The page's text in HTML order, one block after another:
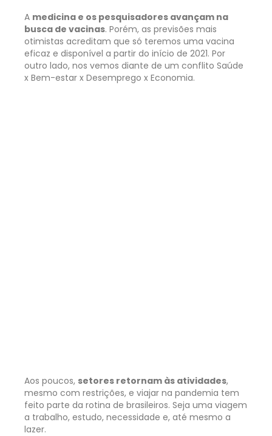
A medicina e os pesquisadores avançam na
busca de vacinas. Porém, as previsões mais
otimistas acreditam que só teremos uma vacina
eficaz e disponível a partir do início de 2021. Por
outro lado, nos vemos diante de um conflito Saúde
x Bem-estar x Desemprego x Economia.
Aos poucos, setores retornam às atividades,
mesmo com restrições, e viajar na pandemia tem
feito parte da rotina de brasileiros. Seja uma viagem
a trabalho, estudo, necessidade e, até mesmo a
lazer.